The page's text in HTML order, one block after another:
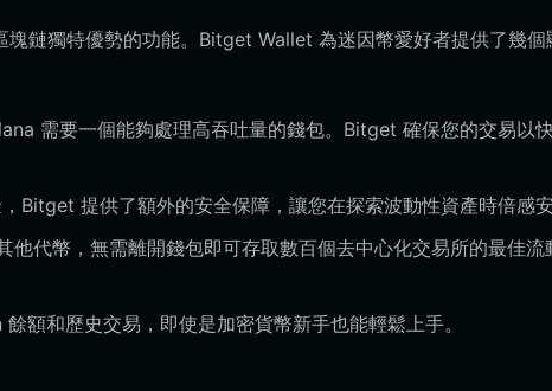
鏈獨特優勢的功能。Bitget Wallet 為迷因幣愛好者提供了幾個
需要一個能夠處理高吞吐量的錢包。Bitget 確保您的交易以
Bitget 提供了額外的安全保障，讓您在探索波動性資產時倍感安
代幣，無需離開錢包即可存取數百個去中心化交易所的最佳流
額和歷史交易，即使是加密貨幣新手也能輕鬆上手。